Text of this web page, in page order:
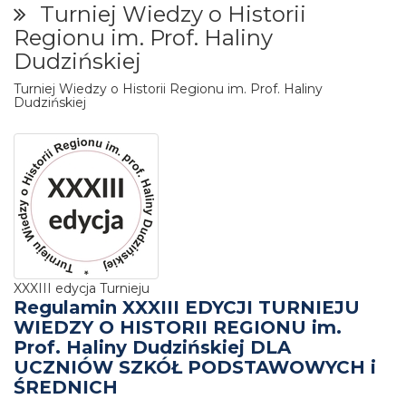
Turniej Wiedzy o Historii
Regionu im. Prof. Haliny
Dudzińskiej
Turniej Wiedzy o Historii Regionu im. Prof. Haliny
Dudzińskiej
XXXIII edycja Turnieju
Regulamin XXXIII EDYCJI TURNIEJU
WIEDZY O HISTORII REGIONU im.
Prof. Haliny Dudzińskiej DLA
UCZNIÓW SZKÓŁ PODSTAWOWYCH i
ŚREDNICH